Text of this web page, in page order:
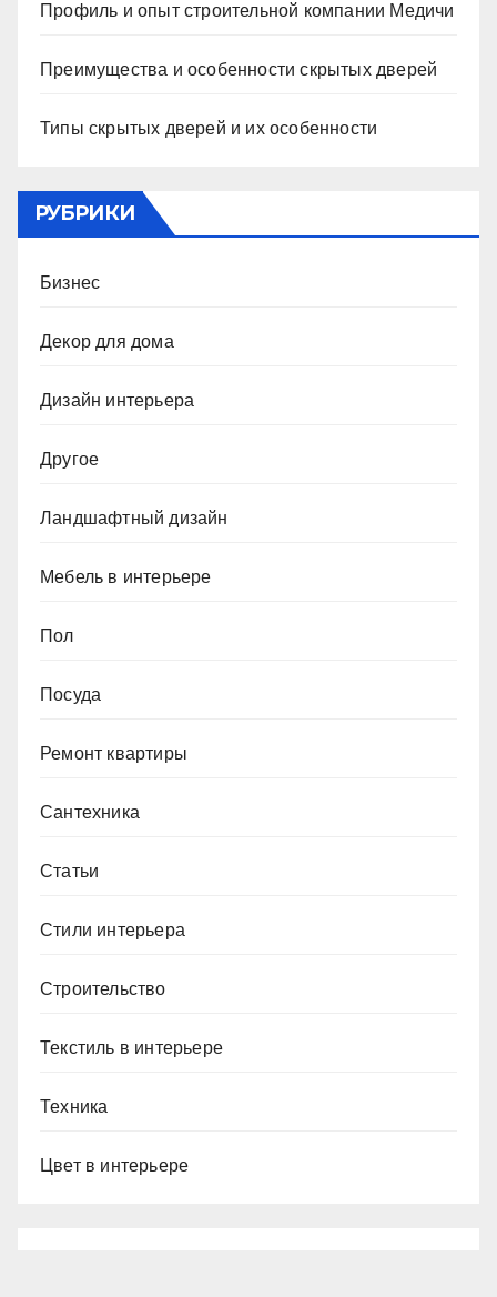
Профиль и опыт строительной компании Медичи
Преимущества и особенности скрытых дверей
Типы скрытых дверей и их особенности
РУБРИКИ
Бизнес
Декор для дома
Дизайн интерьера
Другое
Ландшафтный дизайн
Мебель в интерьере
Пол
Посуда
Ремонт квартиры
Сантехника
Статьи
Стили интерьера
Строительство
Текстиль в интерьере
Техника
Цвет в интерьере